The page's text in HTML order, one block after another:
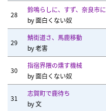
28
鈴鳴らしに、すず、奈良市に
by面白くない奴
29
鯖街道さ、馬鹿移動
by老害
30
指宿界隈の燻す機械
by面白くない奴
31
志賀町で鹿待ち
by文